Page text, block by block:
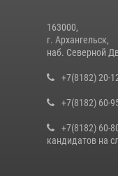
163000,
г. Архангельск,
наб. Северной
+7(8182) 20-
+7(8182) 60-
+7(8182) 60-
кандидатов на